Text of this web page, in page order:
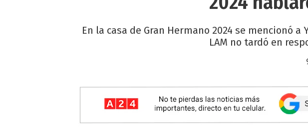
En la casa de Gran Hermano 2024 se mencionó
LAM no tardó en